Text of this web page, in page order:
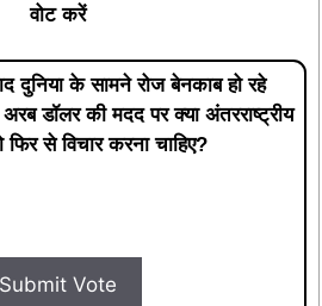
वोट करें
दुनिया के सामने रोज बेनकाब हो रहे
डॉलर की मदद पर क्या अंतरराष्ट्रीय
फिर से विचार करना चाहिए?
Submit Vote